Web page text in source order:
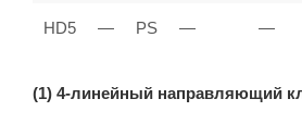
HD5 — PS — —
(1) 4-линейный направляющий